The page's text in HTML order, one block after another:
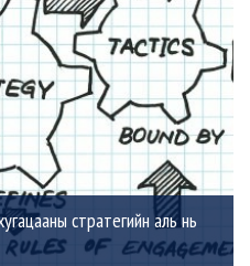
стратегийн аль нь